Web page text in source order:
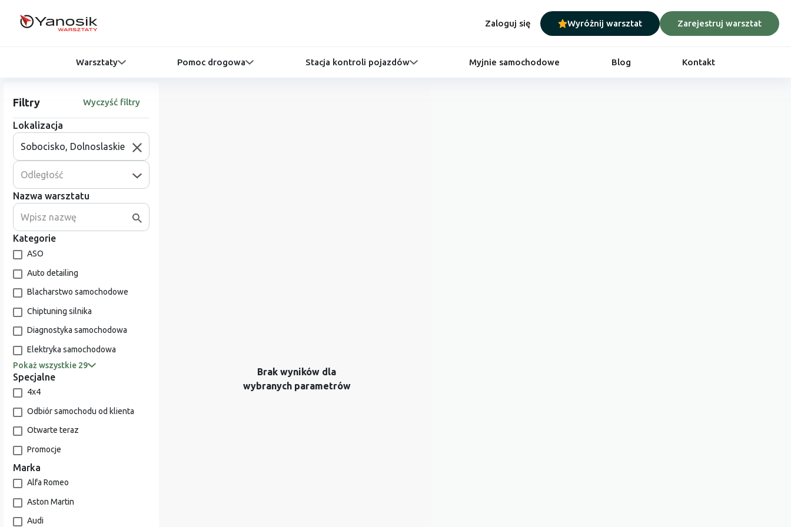
Zaloguj się Wyróżnij warsztat Zarejestruj warsztat
Warsztaty Pomoc drogowa Stacja kontroli pojazdów Myjnie samochodowe Blog Kontakt
Filtry Wyczyść filtry
Lokalizacja
Odległość
Nazwa warsztatu
Kategorie
ASO
Auto detailing
Blacharstwo samochodowe
Chiptuning silnika
Diagnostyka samochodowa
Elektryka samochodowa
Pokaż wszystkie 29
Specjalne
4x4
Odbiór samochodu od klienta
Otwarte teraz
Promocje
Marka
Alfa Romeo
Aston Martin
Audi
Brak wyników dla
wybranych parametrów